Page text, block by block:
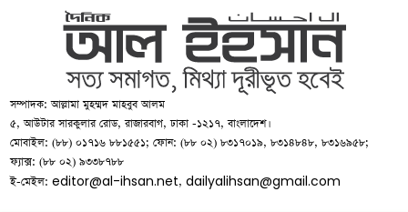
সম্পাদক: আল্লামা মুহম্মদ মাহবুব আলম
৫, আউটার সারকুলার রোড, রাজারবাগ, ঢাকা -১২১৭, বাংলাদেশ।
মোবাইল: (৮৮) ০১৭১৬ ৮৮১৫৫১; ফোন: (৮৮ ০২) ৮৩১৭০১৯, ৮৩১৪৮৪৮, ৮৩১৬৯৫৮;
ফ্যাক্স: (৮৮ ০২) ৯৩৩৮৭৮৮
ই-মেইল:editor@al-ihsan.net,dailyalihsan@gmail.com